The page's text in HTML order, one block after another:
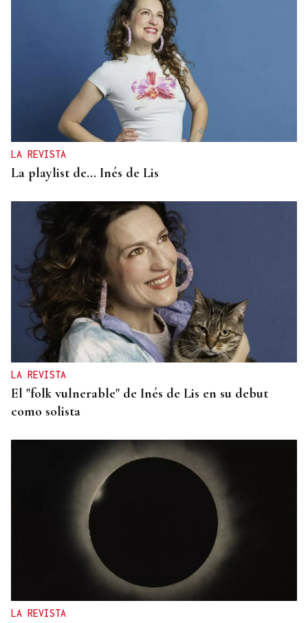
LA REVISTA
La playlist de... Inés de Lis
LA REVISTA
El "folk vulnerable" de Inés de Lis en su debut
como solista
LA REVISTA